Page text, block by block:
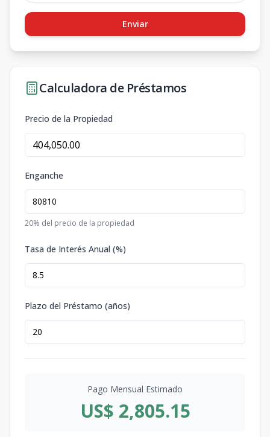
Enviar
Calculadora de Préstamos
Precio de la Propiedad
Enganche
20% del precio de la propiedad
Tasa de Interés Anual (%)
Plazo del Préstamo (años)
Pago Mensual Estimado
US$ 2,805.15